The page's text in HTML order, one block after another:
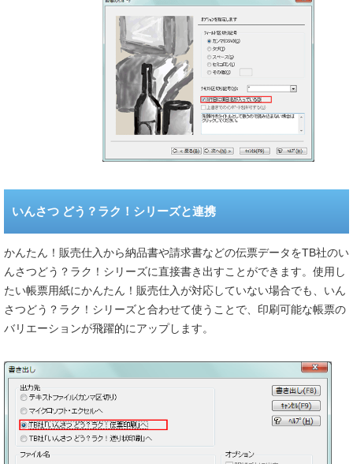
いんさつ どう？ラク！シリーズと連携
かんたん！販売仕入から納品書や請求書などの伝票データをTB社のい
んさつどう？ラク！シリーズに直接書き出すことができます。使用し
たい帳票用紙にかんたん！販売仕入が対応していない場合でも、いん
さつどう？ラク！シリーズと合わせて使うことで、印刷可能な帳票の
バリエーションが飛躍的にアップします。